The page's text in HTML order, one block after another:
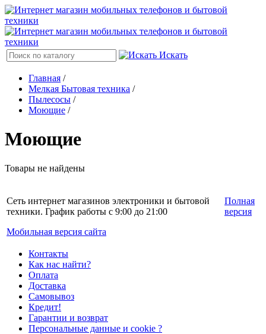
Искать
Главная /
Мелкая Бытовая техника /
Пылесосы /
Моющие /
Моющие
Товары не найдены
Сеть интернет магазинов электроники и бытовой
техники. График работы с 9:00 до 21:00
Мобильная версия сайта
Полная
версия
Контакты
Как нас найти?
Оплата
Доставка
Самовывоз
Кредит!
Гарантии и возврат
Персональные данные и cookie ?